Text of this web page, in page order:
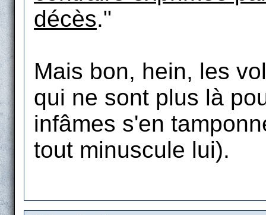
décès."
Mais bon, hein, les
qui ne sont plus là
infâmes s'en
tout minuscule lui).